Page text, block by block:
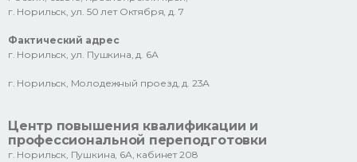
г. Норильск, ул. 50 лет Октября, д. 7
Фактический адрес
г. Норильск, ул. Пушкина, д. 6А
г. Норильск, Молодежный проезд, д. 23А
Центр повышения квалификации и
профессиональной переподготовки
г. Норильск, Пушкина, 6А, кабинет 208